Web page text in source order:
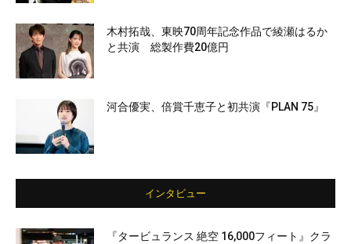
木村拓哉、東映70周年記念作品で綾瀬はるか
と共演 総製作費20億円
河合優実、倍賞千恵子と初共演『PLAN 75』
インタビュー
『タービュランス 絶空 16,000フィート』クラ